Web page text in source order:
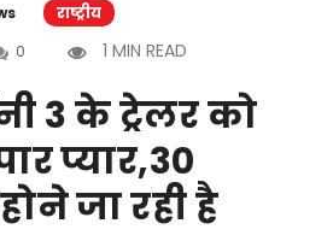
राष्ट्रीय
0 1 MIN READ
3 के ट्रेलर को
प्यार,30
जा रही है